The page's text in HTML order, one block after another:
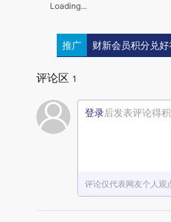
Loading...
推广 财新会员积分兑好
评论区 1
登录后发表评论得
评论仅代表网友个人观